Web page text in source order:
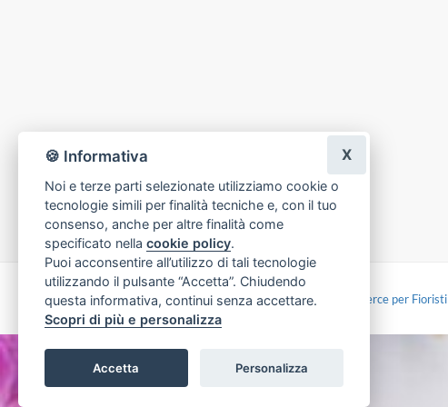
Made with byInfoser.it-Realizzazione Siti ecommerce per Fioristi
🍪 Informativa
Noi e terze parti selezionate utilizziamo cookie o
tecnologie simili per finalità tecniche e, con il tuo
consenso, anche per altre finalità come
specificato nella cookie policy.
Puoi acconsentire all’utilizzo di tali tecnologie
utilizzando il pulsante “Accetta”. Chiudendo
questa informativa, continui senza accettare.
Scopri di più e personalizza
Accetta Personalizza
X